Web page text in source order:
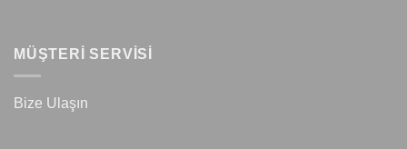
MÜŞTERİ SERVİSİ
Bize Ulaşın